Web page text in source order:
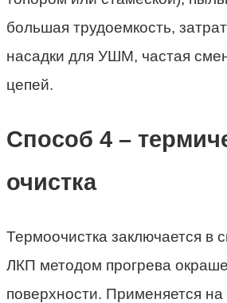
большая трудоемкость,
насадки для УШМ, частая
цепей.
Способ 4 –
очистка
Термоочистка заключается в
ЛКП методом прогрева
поверхности. Применяется на